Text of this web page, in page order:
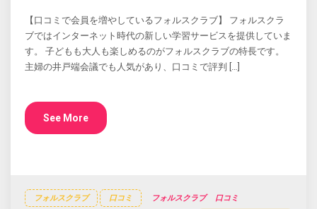
【口コミで会員を増やしているフォルスクラブ】 フォルスクラ
ブではインターネット時代の新しい学習サービスを提供していま
す。 子どもも大人も楽しめるのがフォルスクラブの特長です。
主婦の井戸端会議でも人気があり、口コミで評判 […]
See More
フォルスクラブ 口コミ フォルスクラブ 口コミ